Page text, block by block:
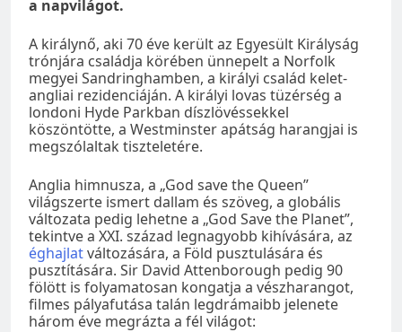
a napvilágot.
A királynő, aki 70 éve került az Egyesült Királyság
trónjára családja körében ünnepelt a Norfolk
megyei Sandringhamben, a királyi család kelet-
angliai rezidenciáján. A királyi lovas tüzérség a
londoni Hyde Parkban díszlövéssekkel
köszöntötte, a Westminster apátság harangjai is
megszólaltak tiszteletére.
Anglia himnusza, a „God save the Queen”
világszerte ismert dallam és szöveg, a globális
változata pedig lehetne a „God Save the Planet”,
tekintve a XXI. század legnagyobb kihívására, az
éghajlatváltozására, a Föld pusztulására és
pusztítására. Sir David Attenborough pedig 90
fölött is folyamatosan kongatja a vészharangot,
filmes pályafutása talán legdrámaibb jelenete
három éve megrázta a fél világot: